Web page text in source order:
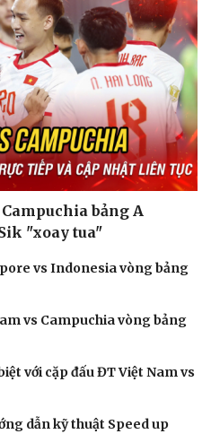
Podcast
Câu chuyện thời sự
Đọc truyện đêm khuya
Cửa sổ tình yêu
Kể chuyện cho bé
Hạt giống tâm hồn
bảng A
"xoay tua"
vs Indonesia vòng bảng
vs Campuchia vòng bảng
với cặp đấu ĐT Việt Nam vs
dẫn kỹ thuật Speed up